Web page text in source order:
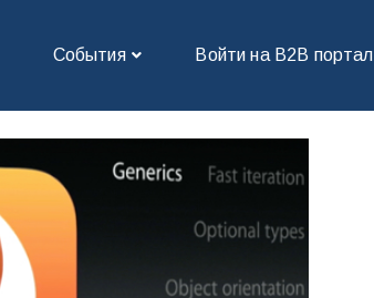
События Войти на В2В портал